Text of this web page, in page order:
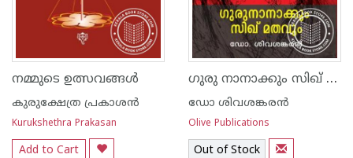
നമ്മുടെ ഉത്സവങ്ങള്‍
കുരുക്ഷേത്ര പ്രകാശന്‍
Kurukshethra Prakasan
Add to Cart
ഗുരു നാനാക്കും സിഖ് മതവും
ഡോ ശിവശങ്കര‌ന്‍
Olive Publications
Out of Stock